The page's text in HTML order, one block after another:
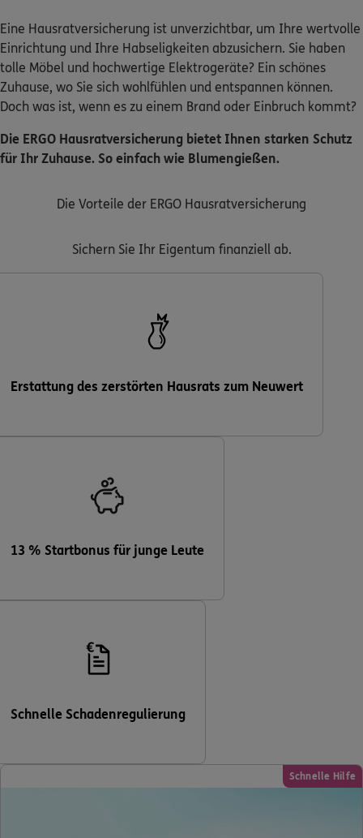
Zum Kundenportal
Schaden- oder Leistungsfall melden
Bequem online oder telefonisch.
0800 / 3746 180
Mo–Sa 7–20 Uhr (gebührenfrei)
Kundenportal Log-in
Eine Hausratversicherung ist unverzichtbar, um Ihre wertvolle
Einrichtung und Ihre Habseligkeiten abzusichern. Sie haben
tolle Möbel und hochwertige Elektrogeräte? Ein schönes
Zuhause, wo Sie sich wohlfühlen und entspannen können.
Doch was ist, wenn es zu einem Brand oder Einbruch kommt?
Die ERGO Hausratversicherung bietet Ihnen starken Schutz
für Ihr Zuhause. So einfach wie Blumengießen.
Die Vorteile der ERGO Hausratversicherung
Sichern Sie Ihr Eigentum finanziell ab.
Erstattung des zerstörten Hausrats zum Neuwert
13 % Startbonus für junge Leute
Schnelle Schadenregulierung
Schnelle Hilfe